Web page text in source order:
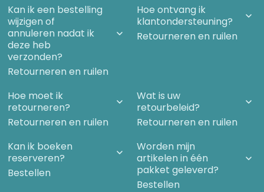
Kan ik een bestelling
wijzigen of
annuleren nadat ik
deze heb
verzonden?
Retourneren en ruilen
Hoe ontvang ik
klantondersteuning?
Retourneren en ruilen
Hoe moet ik
retourneren?
Retourneren en ruilen
Wat is uw
retourbeleid?
Retourneren en ruilen
Kan ik boeken
reserveren?
Bestellen
Worden mijn
artikelen in één
pakket geleverd?
Bestellen